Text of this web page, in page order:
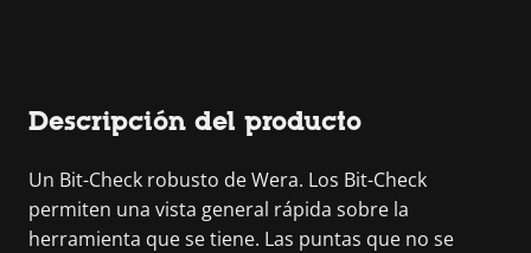
Descripción del producto
Un Bit-Check robusto de Wera. Los Bit-Check
permiten una vista general rápida sobre la
herramienta que se tiene. Las puntas que no se